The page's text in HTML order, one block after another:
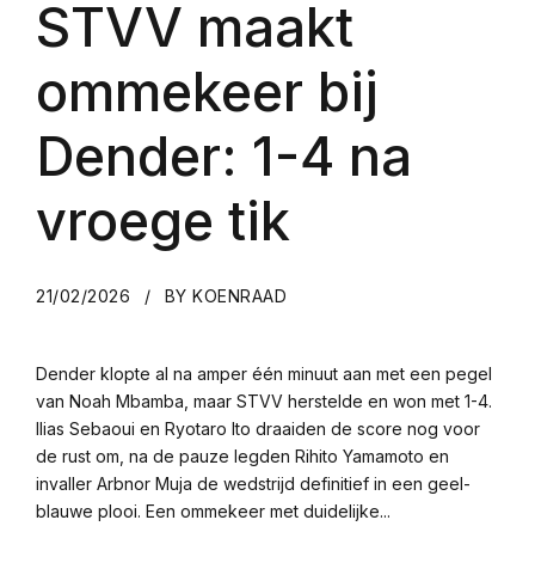
STVV maakt
ommekeer bij
Dender: 1-4 na
vroege tik
21/02/2026 BY KOENRAAD
Dender klopte al na amper één minuut aan met een pegel
van Noah Mbamba, maar STVV herstelde en won met 1-4.
Ilias Sebaoui en Ryotaro Ito draaiden de score nog voor
de rust om, na de pauze legden Rihito Yamamoto en
invaller Arbnor Muja de wedstrijd definitief in een geel-
blauwe plooi. Een ommekeer met duidelijke...